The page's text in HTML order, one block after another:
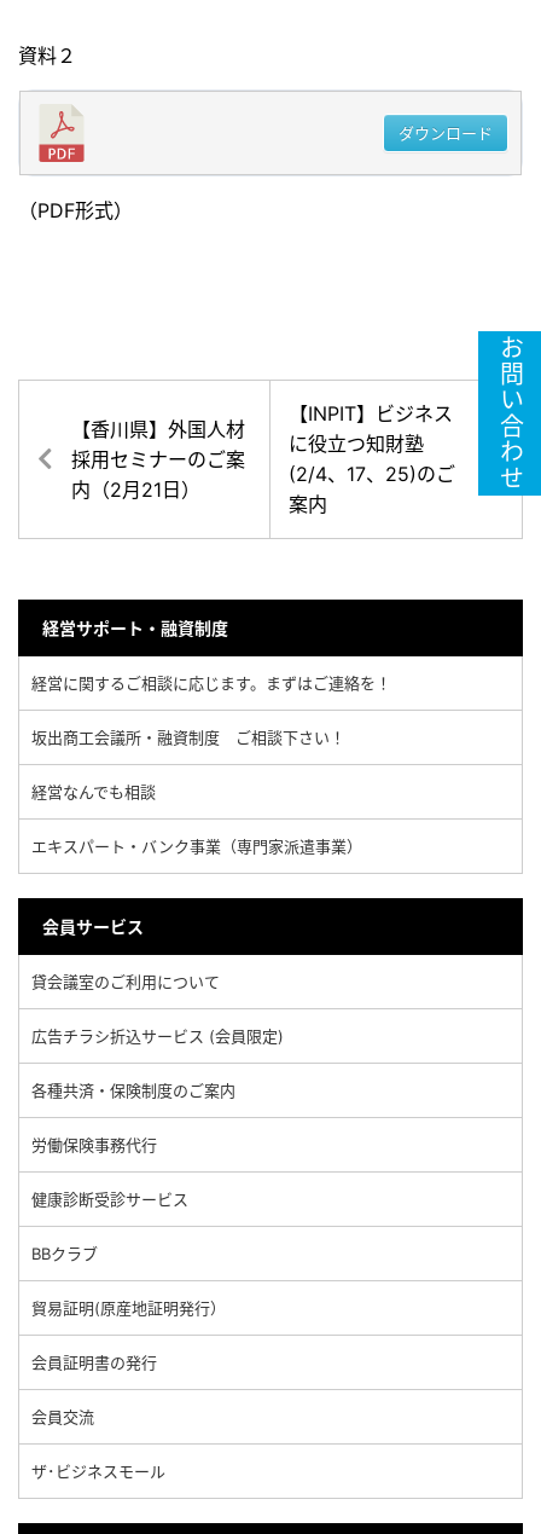
資料２
ダウンロード
（PDF形式）
【香川県】外国人材
採用セミナーのご案
内（2月21日）
【INPIT】ビジネス
に役立つ知財塾
(2/4、17、25)のご
案内
経営サポート・融資制度
経営に関するご相談に応じます。まずはご連絡を！
坂出商工会議所・融資制度 ご相談下さい！
経営なんでも相談
エキスパート・バンク事業（専門家派遣事業）
会員サービス
貸会議室のご利用について
広告チラシ折込サービス (会員限定)
各種共済・保険制度のご案内
労働保険事務代行
健康診断受診サービス
BBクラブ
貿易証明(原産地証明発行）
会員証明書の発行
会員交流
ザ･ビジネスモール
お問い合わせ